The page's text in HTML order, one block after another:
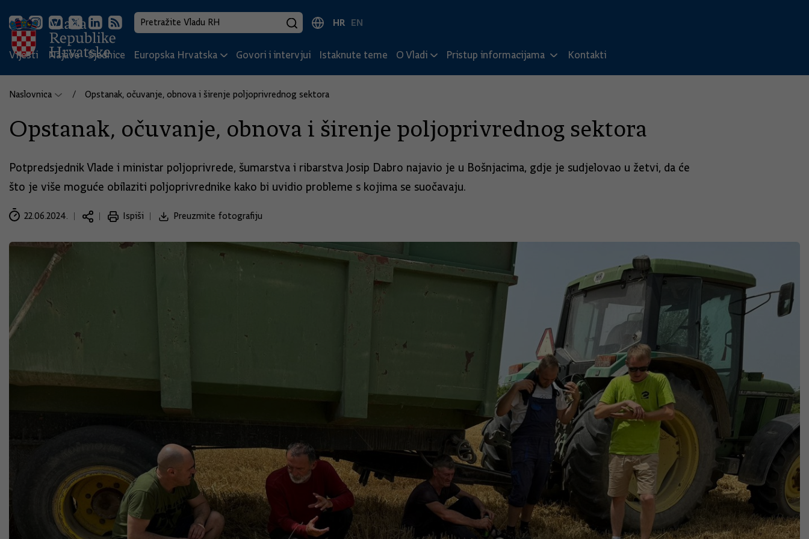
HR EN
Vijesti Najave Sjednice Europska Hrvatska Govori i intervjui Istaknute teme O Vladi Pristup informacijama Kontakti
Naslovnica Opstanak, očuvanje, obnova i širenje poljoprivrednog sektora
Opstanak, očuvanje, obnova i širenje poljoprivrednog sektora
Potpredsjednik Vlade i ministar poljoprivrede, šumarstva i ribarstva Josip Dabro najavio je u Bošnjacima, gdje je sudjelovao u žetvi, da će
što je više moguće obilaziti poljoprivrednike kako bi uvidio probleme s kojima se suočavaju.
22.06.2024. Ispiši Preuzmite fotografiju